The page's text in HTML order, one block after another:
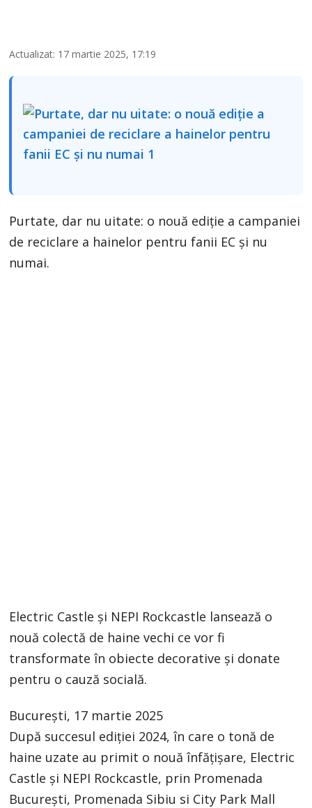
Actualizat: 17 martie 2025, 17:19
Purtate, dar nu uitate: o nouă ediție a campaniei
de reciclare a hainelor pentru fanii EC și nu
numai.
Electric Castle și NEPI Rockcastle lansează o
nouă colectă de haine vechi ce vor fi
transformate în obiecte decorative și donate
pentru o cauză socială.
București, 17 martie 2025
După succesul ediției 2024, în care o tonă de
haine uzate au primit o nouă înfățișare, Electric
Castle și NEPI Rockcastle, prin Promenada
București, Promenada Sibiu si City Park Mall